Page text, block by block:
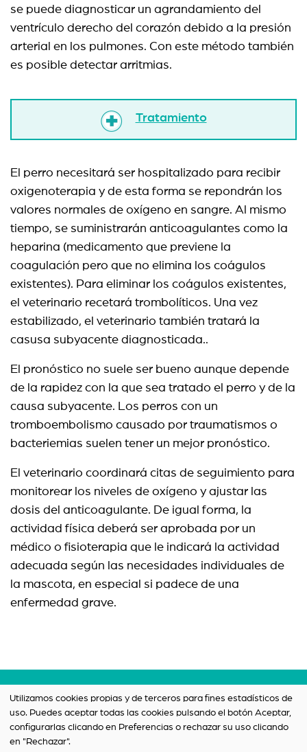
se puede diagnosticar un agrandamiento del
ventrículo derecho del corazón debido a la presión
arterial en los pulmones. Con este método también
es posible detectar arritmias.
Tratamiento
El perro necesitará ser hospitalizado para recibir
oxigenoterapia y de esta forma se repondrán los
valores normales de oxígeno en sangre. Al mismo
tiempo, se suministrarán anticoagulantes como la
heparina (medicamento que previene la
coagulación pero que no elimina los coágulos
existentes). Para eliminar los coágulos existentes,
el veterinario recetará trombolíticos. Una vez
estabilizado, el veterinario también tratará la
casusa subyacente diagnosticada..
El pronóstico no suele ser bueno aunque depende
de la rapidez con la que sea tratado el perro y de la
causa subyacente. Los perros con un
tromboembolismo causado por traumatismos o
bacteriemias suelen tener un mejor pronóstico.
El veterinario coordinará citas de seguimiento para
monitorear los niveles de oxígeno y ajustar las
dosis del anticoagulante. De igual forma, la
actividad física deberá ser aprobada por un
médico o fisioterapia que le indicará la actividad
adecuada según las necesidades individuales de
la mascota, en especial si padece de una
enfermedad grave.
Términos y condiciones
Política de privacidad
Utilizamos cookies propias y de terceros para fines estadísticos de
uso. Puedes aceptar todas las cookies pulsando el botón Aceptar,
configurarlas clicando en Preferencias o rechazar su uso clicando
en "Rechazar".